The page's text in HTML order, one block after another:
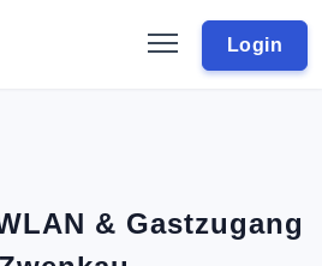
Login
& Gastzugang